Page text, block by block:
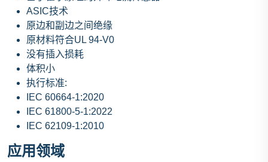
ASIC技术
原边和副边之间绝缘
原材料符合UL 94-V0
没有插入损耗
体积小
执行标准:
IEC 60664-1:2020
IEC 61800-5-1:2022
IEC 62109-1:2010
应用领域